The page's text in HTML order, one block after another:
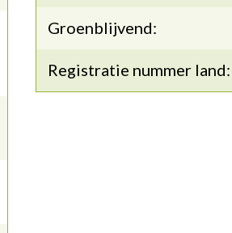
Groenblijvend:
Registratie nummer land: